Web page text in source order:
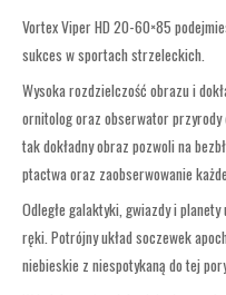
Vortex Viper HD 20-60×85
sukces w sportach strzeleckich.
Wysoka rozdzielczość obrazu i
ornitolog oraz obserwator przyrody
tak dokładny obraz pozwoli na
ptactwa oraz zaobserwowanie
Odległe galaktyki, gwiazdy i
ręki. Potrójny układ soczewek
niebieskie z niespotykaną do tej